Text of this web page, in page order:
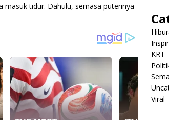
masuk tidur. Dahulu, semasa puterinya
KRT
Viral